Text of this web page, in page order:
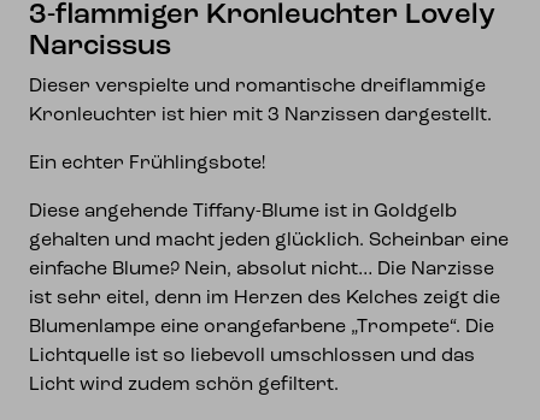
3-flammiger Kronleuchter Lovely
Narcissus
Dieser verspielte und romantische dreiflammige
Kronleuchter ist hier mit 3 Narzissen dargestellt.
Ein echter Frühlingsbote!
Diese angehende Tiffany-Blume ist in Goldgelb
gehalten und macht jeden glücklich. Scheinbar eine
einfache Blume? Nein, absolut nicht… Die Narzisse
ist sehr eitel, denn im Herzen des Kelches zeigt die
Blumenlampe eine orangefarbene „Trompete“. Die
Lichtquelle ist so liebevoll umschlossen und das
Licht wird zudem schön gefiltert.